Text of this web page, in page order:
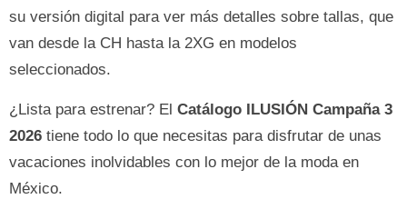
su versión digital para ver más detalles sobre tallas, que
van desde la CH hasta la 2XG en modelos
seleccionados.
¿Lista para estrenar? El Catálogo ILUSIÓN Campaña 3
2026 tiene todo lo que necesitas para disfrutar de unas
vacaciones inolvidables con lo mejor de la moda en
México.